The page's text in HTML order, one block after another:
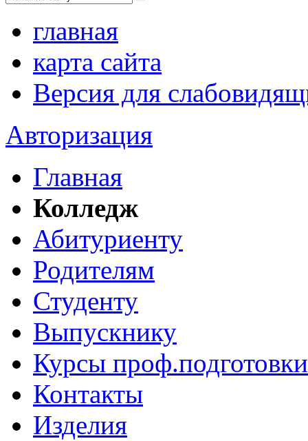
главная
карта сайта
Версия для
Авторизация
Главная
Колледж
Абитуриенту
Родителям
Студенту
Выпускнику
Курсы проф.подготовки
Контакты
Изделия